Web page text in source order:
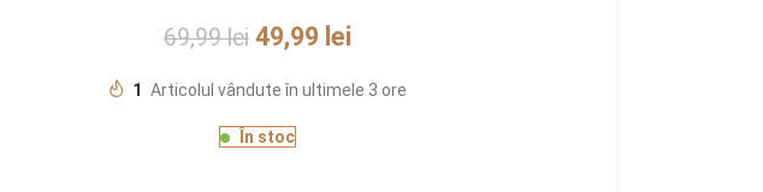
69,99lei 49,99 lei
1 Articolul vândute în ultimele 3 ore
În stoc